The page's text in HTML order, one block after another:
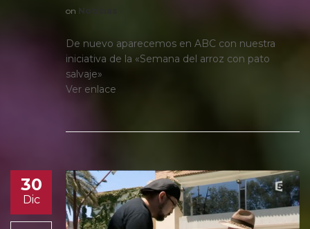
on Noticias
De nuevo aparecemos en ABC con nuestra
iniciativa de la «Semana del arroz con pato
salvaje»
Ver enlace
30
Dic